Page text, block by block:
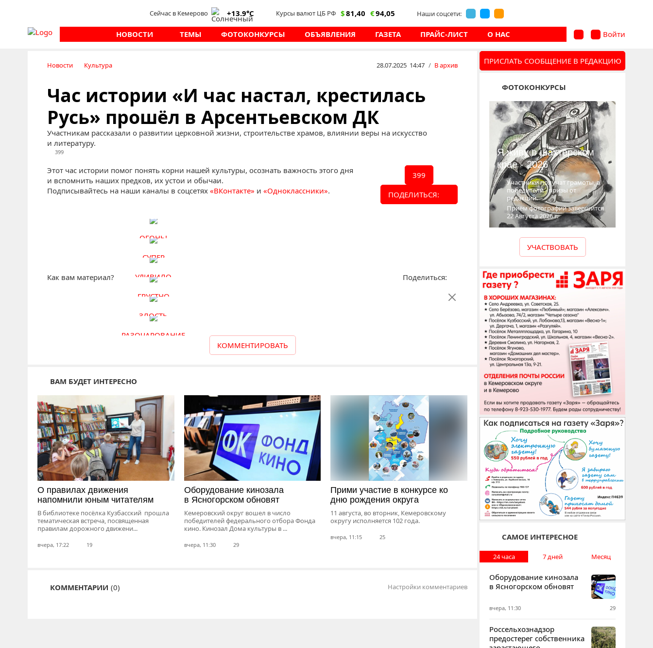
Сейчас в Кемерово +13.9°C Курсы валют ЦБ РФ $81,40 €94,05 Наши соцсети:
НОВОСТИ ТЕМЫ ФОТОКОНКУРСЫ ОБЪЯВЛЕНИЯ ГАЗЕТА ПРАЙС-ЛИСТ О НАС Войти
Новости Культура 28.07.2025 14:47 / В архив
Час истории «И час настал, крестилась
Русь» прошёл в Арсентьевском ДК
Участникам рассказали о развитии церковной жизни, строительстве храмов, влиянии веры на искусство
и литературу.
399
Этот час истории помог понять корни нашей культуры, осознать важность этого дня
и вспомнить наших предков, их устои и обычаи.
Подписывайтесь на наши каналы в соцсетях «ВКонтакте» и «Одноклассники».
399
ПОДЕЛИТЬСЯ:
Как вам материал?
ОГОНЬ!
СУПЕР
УДИВИЛО
ГРУСТНО
ЗЛОСТЬ
РАЗОЧАРОВАНИЕ
Поделиться:
КОММЕНТИРОВАТЬ
ВАМ БУДЕТ ИНТЕРЕСНО
О правилах движения
напомнили юным читателям
В библиотеке посёлка Кузбасский прошла
тематическая встреча, посвященная
правилам дорожного движени...
вчера, 17:22 19
Оборудование кинозала
в Ясногорском обновят
Кемеровский округ вошел в число
победителей федерального отбора Фонда
кино. Кинозал Дома культуры в ...
вчера, 11:30 29
Прими участие в конкурсе ко
дню рождения округа
11 августа, во вторник, Кемеровскому
округу исполняется 102 года.
вчера, 11:15 25
КОММЕНТАРИИ (0) Настройки комментариев
ПРИСЛАТЬ СООБЩЕНИЕ В РЕДАКЦИЮ
ФОТОКОНКУРСЫ
Я живу в шахтёрском
крае - 2026
Участники получат грамоты, а
победители - призы от
редакции.
Приём фотографий завершится
22 Августа 2026 г.
УЧАСТВОВАТЬ
САМОЕ ИНТЕРЕСНОЕ
24 часа 7 дней Месяц
Оборудование кинозала
в Ясногорском обновят
вчера, 11:30 29
Россельхознадзор
предостерег собственника